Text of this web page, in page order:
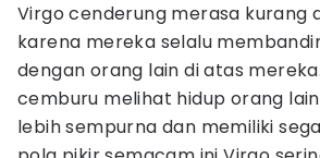
Virgo cenderung merasa kurang
karena mereka selalu
dengan orang lain di atas
cemburu melihat hidup orang
lebih sempurna dan memiliki